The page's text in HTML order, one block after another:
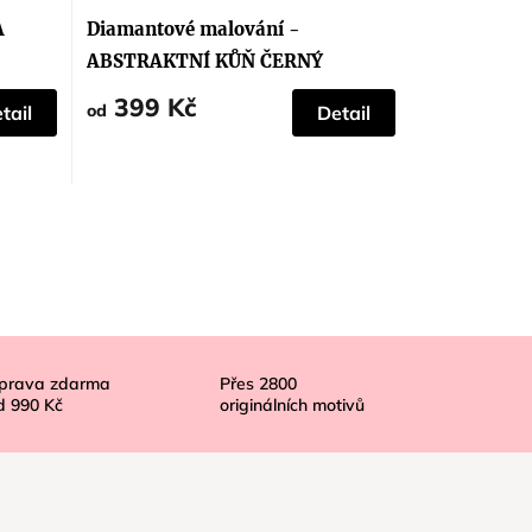
Diamantové malování -
ABSTRAKTNÍ KŮŇ ČERNÝ
produktu
je
5,0
z
hvězdiček.
od 399 Kč Detail
zdarma
990 Kč
Přes 2800
originálních motivů